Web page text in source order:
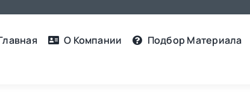
О Компании Подбор Материалa